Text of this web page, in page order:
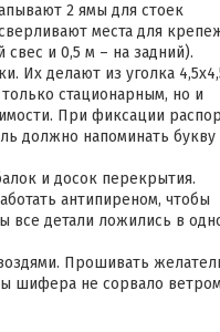
2 ямы для стоек
места для
и 0,5 м – на задний).
Их делают из уголка
стационарным, но и
При фиксации
должно напоминать букву
и досок перекрытия.
антипиреном, чтобы
все детали ложились в
Прошивать
шифера не сорвало